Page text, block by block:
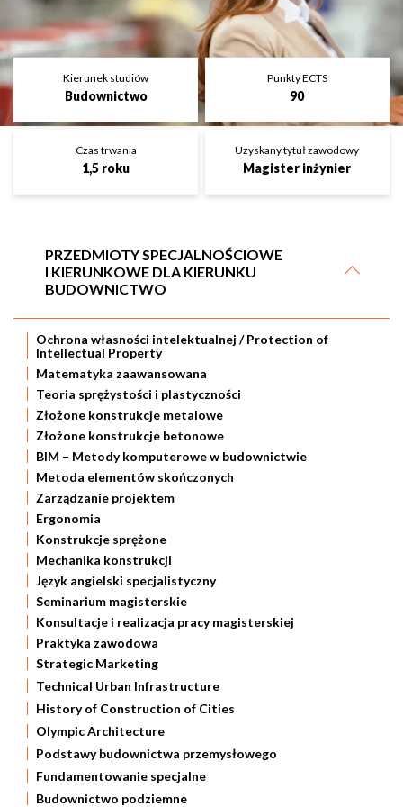
Kierunek studiów
Budownictwo
Punkty ECTS
90
Czas trwania
1,5 roku
Uzyskany tytuł zawodowy
Magister inżynier
PRZEDMIOTY SPECJALNOŚCIOWE
I KIERUNKOWE DLA KIERUNKU
BUDOWNICTWO
Ochrona własności intelektualnej / Protection of
Intellectual Property
Matematyka zaawansowana
Teoria sprężystości i plastyczności
Złożone konstrukcje metalowe
Złożone konstrukcje betonowe
BIM – Metody komputerowe w budownictwie
Metoda elementów skończonych
Zarządzanie projektem
Ergonomia
Konstrukcje sprężone
Mechanika konstrukcji
Język angielski specjalistyczny
Seminarium magisterskie
Konsultacje i realizacja pracy magisterskiej
Praktyka zawodowa
Strategic Marketing
Technical Urban Infrastructure
History of Construction of Cities
Olympic Architecture
Podstawy budownictwa przemysłowego
Fundamentowanie specjalne
Budownictwo podziemne